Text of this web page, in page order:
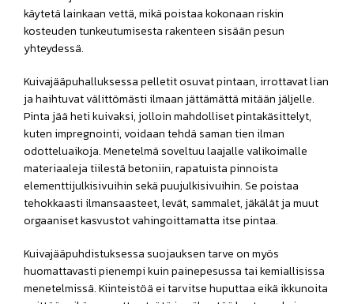
käytetä lainkaan vettä, mikä poistaa kokonaan riskin
kosteuden tunkeutumisesta rakenteen sisään pesun
yhteydessä.
Kuivajääpuhalluksessa pelletit osuvat pintaan, irrottavat lian
ja haihtuvat välittömästi ilmaan jättämättä mitään jäljelle.
Pinta jää heti kuivaksi, jolloin mahdolliset pintakäsittelyt,
kuten impregnointi, voidaan tehdä saman tien ilman
odotteluaikoja. Menetelmä soveltuu laajalle valikoimalle
materiaaleja tiilestä betoniin, rapatuista pinnoista
elementtijulkisivuihin sekä puujulkisivuihin. Se poistaa
tehokkaasti ilmansaasteet, levät, sammalet, jäkälät ja muut
orgaaniset kasvustot vahingoittamatta itse pintaa.
Kuivajääpuhdistuksessa suojauksen tarve on myös
huomattavasti pienempi kuin painepesussa tai kemiallisissa
menetelmissä. Kiinteistöä ei tarvitse huputtaa eikä ikkunoita